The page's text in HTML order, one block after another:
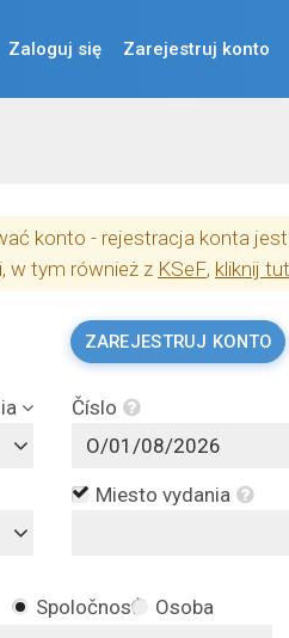
Zaloguj się Zarejestruj konto
konto - rejestracja konta
w tym również z KSeF, kliknij
ZAREJESTRUJ KONTO
Číslo
Miesto vydania
Spoločnosť
Osoba